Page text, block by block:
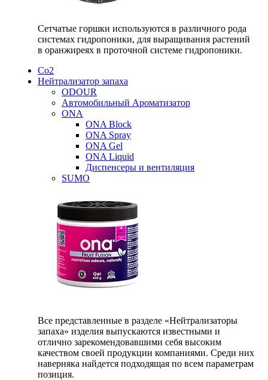
Сетчатые горшки используются в различного рода
системах гидропоники, для выращивания растений
в оранжиреях в проточной системе гидропоники.
Со2
Нейтрализатор запаха
ODOUR
Автомобильный Ароматизатор
ONA
ONA Block
ONA Spray
ONA Gel
ONA Liquid
Диспенсеры и вентиляция
SUMO
Все представленные в разделе «Нейтрализаторы
запаха» изделия выпускаются известными и
отлично зарекомендовавшими себя высоким
качеством своей продукции компаниями. Среди них
наверняка найдется подходящая по всем параметрам
позиция.